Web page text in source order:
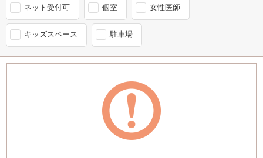
ネット受付可 個室 女性医師
キッズスペース 駐車場